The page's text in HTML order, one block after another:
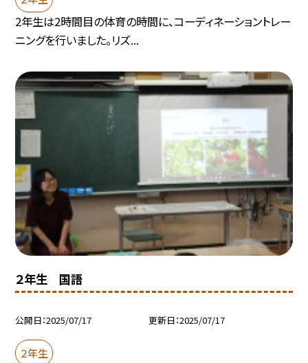
2年生は2時間目の体育の時間に、コーディネーショントレー
ニングを行いました。リズ...
２年生 国語
公開日 2025/07/17 更新日 2025/07/17
２年生